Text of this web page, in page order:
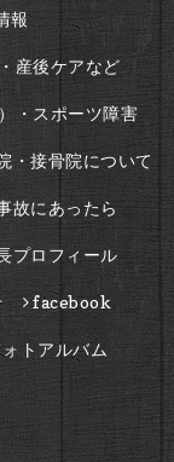
報
産後ケアなど
・スポーツ障害
・接骨院について
故にあったら
プロフィール
facebook
ォトアルバム